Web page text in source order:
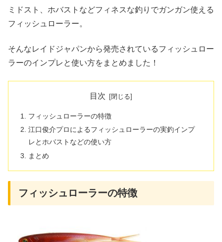
ミドスト、ホバストなどフィネスな釣りでガンガン使える
フィッシュローラー。
そんなレイドジャパンから発売されているフィッシュロー
ラーのインプレと使い方をまとめました！
目次
フィッシュローラーの特徴
江口俊介プロによるフィッシュローラーの実釣インプ
レとホバストなどの使い方
まとめ
フィッシュローラーの特徴